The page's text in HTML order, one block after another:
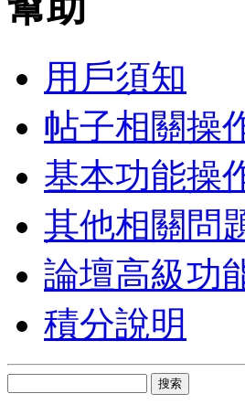
用戶須知
帖子相關操
基本功能操
其他相關問
論壇高級功
積分說明
搜索